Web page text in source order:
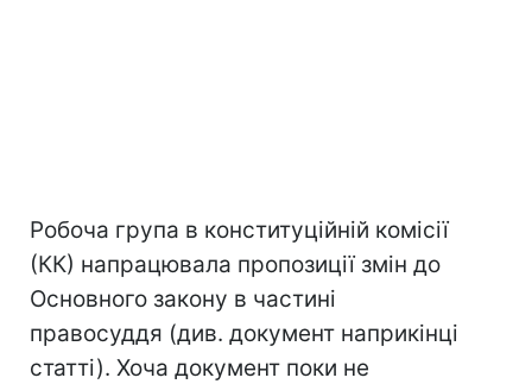
Робоча група в конституційній комісії
(КК) напрацювала пропозиції змін до
Основного закону в частині
правосуддя (див. документ наприкінці
статті). Хоча документ поки не